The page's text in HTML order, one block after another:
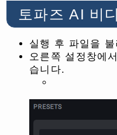
토파즈 AI 비
실행 후 파일을
오른쪽 설정창에
습니다.